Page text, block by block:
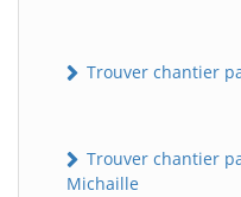
Trouver chantier
Trouver chantier
Michaille